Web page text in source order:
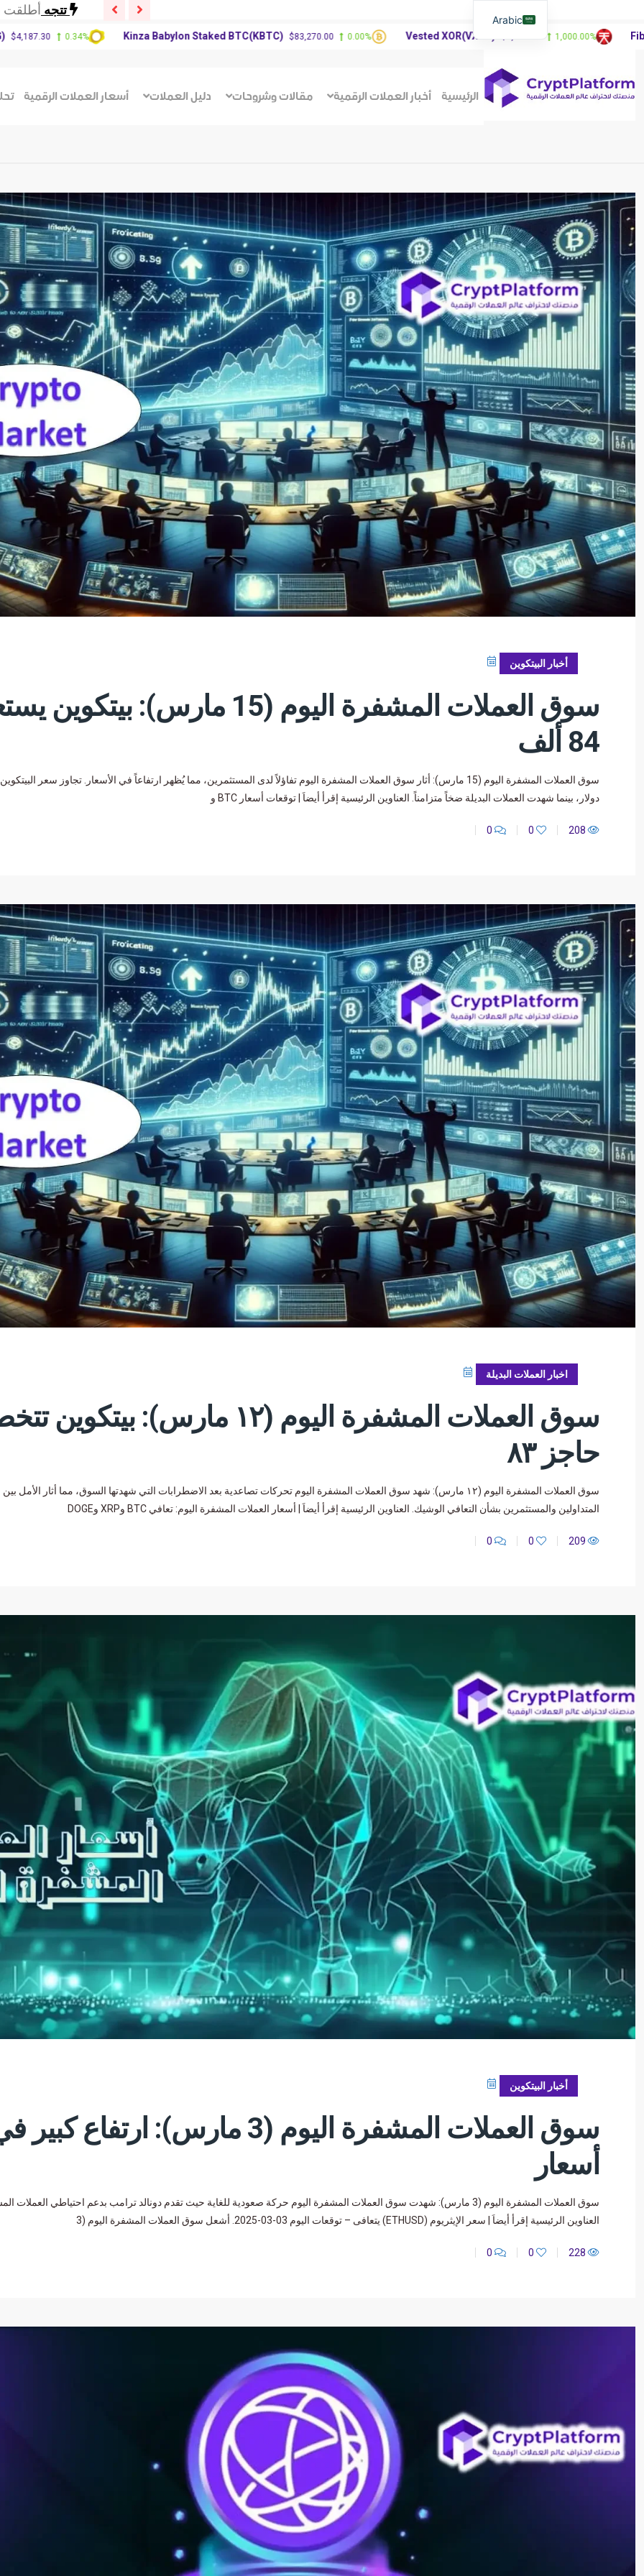
تتجه أطلقت
تتجه
عاجل:
الرئيسية أخبار العملات الرقمية مقالات وشروحات دليل العملات أسعار العملات الرقمية
أخبار البيتكوين
سوق العملات المشفرة اليوم (15 مارس): بيتكوين
84 ألف
دولار، بينما شهدت العملات البديلة ضخاً متزامناً. العناوين الرئيسية إقرأ أيضاَ | توقعات أسعار BTC و
208
اخبار العملات البديلة
سوق العملات المشفرة اليوم (١٢ مارس):
حاجز ٨٣
سوق العملات المشفرة اليوم (١٢ مارس): شهد سوق العملات المشفرة اليوم تحركات تصاعدية بعد الاضطرابات التي شهدتها السوق، مما أثار الأمل بين
المتداولين والمستثمرين بشأن التعافي الوشيك. العناوين الرئيسية إقرأ أيضاَ | أسعار العملات المشفرة اليوم: تعافي BTC وXRP وDOGE
209
أخبار البيتكوين
سوق العملات المشفرة اليوم (3 مارس): ارتفاع
أسعار
سوق العملات المشفرة اليوم (3 مارس): شهدت سوق العملات المشفرة اليوم حركة صعودية للغاية حيث تقدم دونالد ترامب بدعم احتياطي العملات
العناوين الرئيسية إقرأ أيضاَ | سعر الإيثريوم (ETHUSD) يتعافى – توقعات اليوم 03-03-2025. أشعل سوق العملات المشفرة اليوم (3
228
Kinza Babylon Staked BTC(KBTC) $83,270.00 0.00% Vested XOR(VXOR) $3,404.23 1,000.00% FibSwap
Arabic